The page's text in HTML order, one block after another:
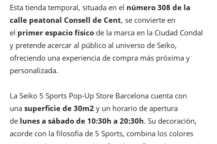
Esta tienda temporal, situada en el número 308 de la
calle peatonal Consell de Cent, se convierte en
el primer espacio físico de la marca en la Ciudad Condal
y pretende acercar al público al universo de Seiko,
ofreciendo una experiencia de compra más próxima y
personalizada.
La Seiko 5 Sports Pop-Up Store Barcelona cuenta con
una superficie de 30m2 y un horario de apertura
de lunes a sábado de 10:30h a 20:30h. Su decoración,
acorde con la filosofía de 5 Sports, combina los colores